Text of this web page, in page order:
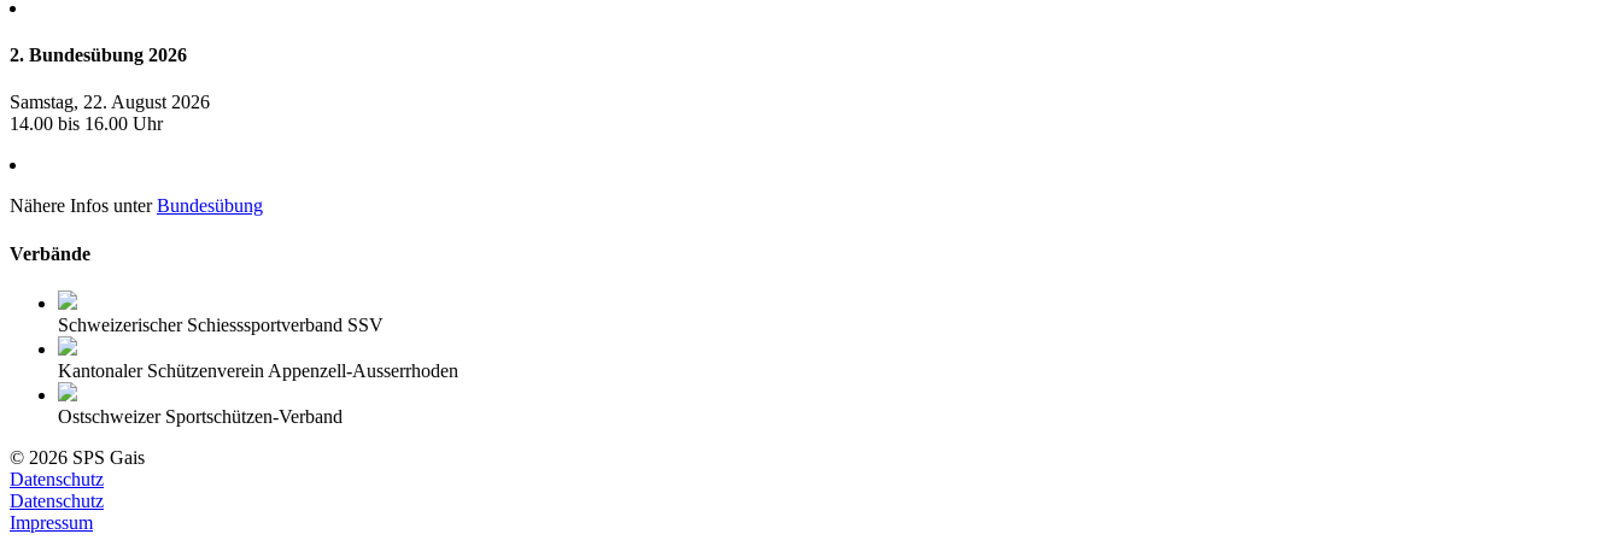
2. Bundesübung 2026
Samstag, 22. August 2026
14.00 bis 16.00 Uhr
Nähere Infos unterBundesübung
Verbände
Schweizerischer Schiesssportverband SSV
Kantonaler Schützenverein Appenzell-Ausserrhoden
Ostschweizer Sportschützen-Verband
© 2026 SPS Gais
Datenschutz
Datenschutz
Impressum